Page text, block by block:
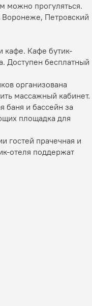
можно прогуляться.
Петровский
кафе. Кафе бутик-
Доступен бесплатный
организована
массажный кабинет.
баня и бассейн за
площадка для
гостей прачечная и
отеля поддержат